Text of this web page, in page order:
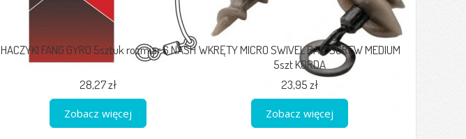
HACZYKI FANG GYRO 5sztuk rozmiar 6 NASH
28,27 zł
Zobacz więcej
WKRĘTY MICRO SWIVEL BAIT SCREW MEDIUM
5szt KORDA
23,95 zł
Zobacz więcej